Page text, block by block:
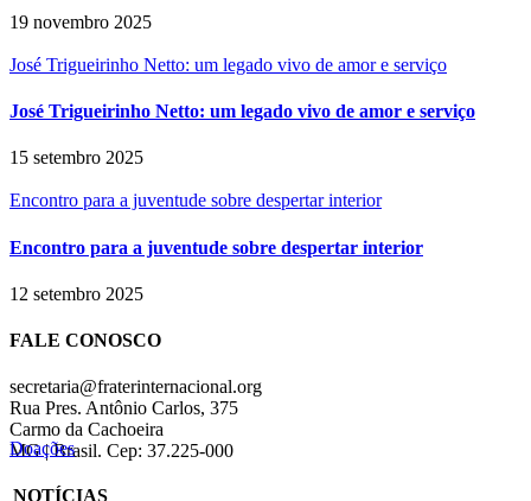
19 novembro 2025
José Trigueirinho Netto: um legado vivo de amor e serviço
José Trigueirinho Netto: um legado vivo de amor e serviço
15 setembro 2025
Encontro para a juventude sobre despertar interior
Encontro para a juventude sobre despertar interior
12 setembro 2025
FALE CONOSCO
secretaria@fraterinternacional.org
Rua Pres. Antônio Carlos, 375
Carmo da Cachoeira
MG | Brasil. Cep: 37.225-000
Doações
NOTÍCIAS